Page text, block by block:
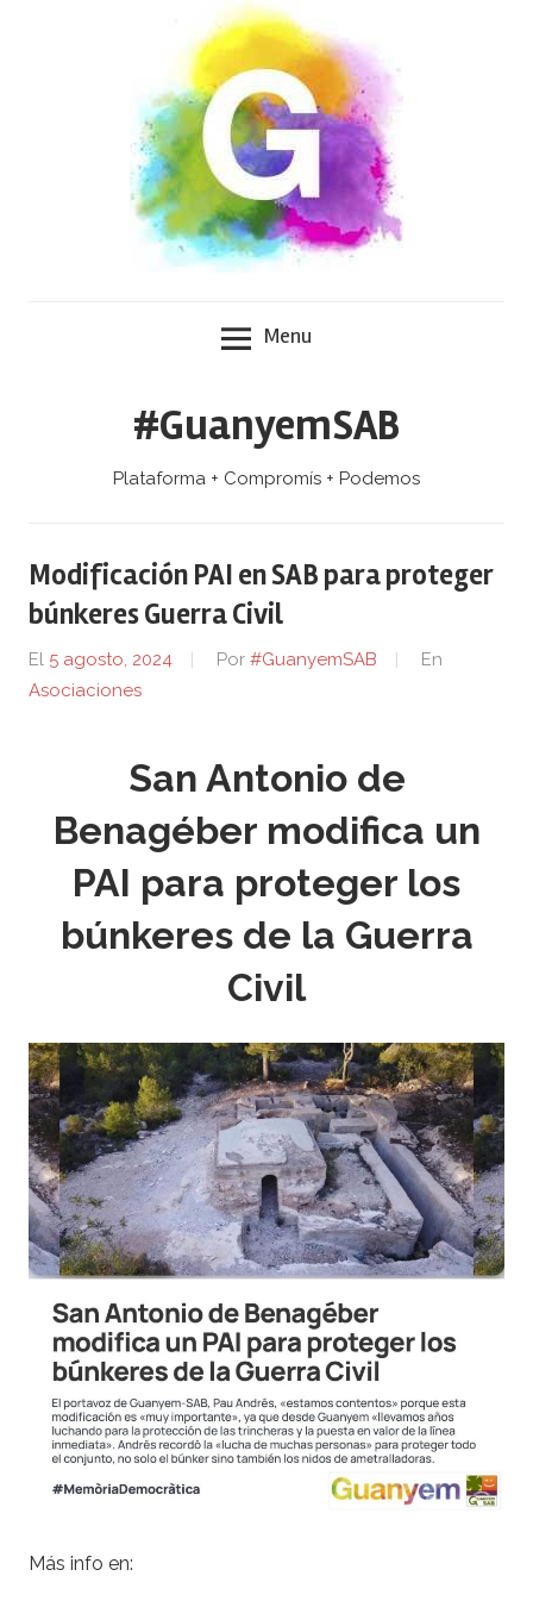
Menu
#GuanyemSAB
Plataforma + Compromís + Podemos
Modificación PAI en SAB para proteger
búnkeres Guerra Civil
El 5 agosto, 2024 Por #GuanyemSAB
En
Asociaciones
San Antonio de
Benagéber modifica un
PAI para proteger los
búnkeres de la Guerra
Civil
Más info en: